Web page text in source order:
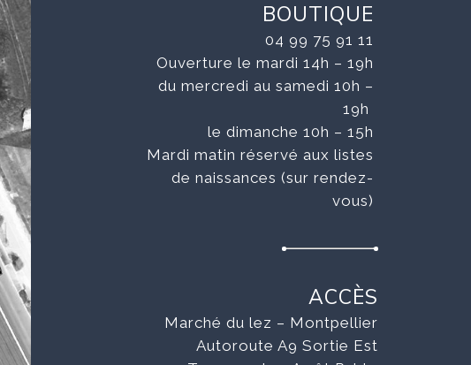
BOUTIQUE
04 99 75 91 11
Ouverture le mardi 14h – 19h
du mercredi au samedi 10h –
19h
le dimanche 10h – 15h
Mardi matin réservé aux listes
de naissances (sur rendez-
vous)
ACCÈS
Marché du lez – Montpellier
Autoroute A9 Sortie Est